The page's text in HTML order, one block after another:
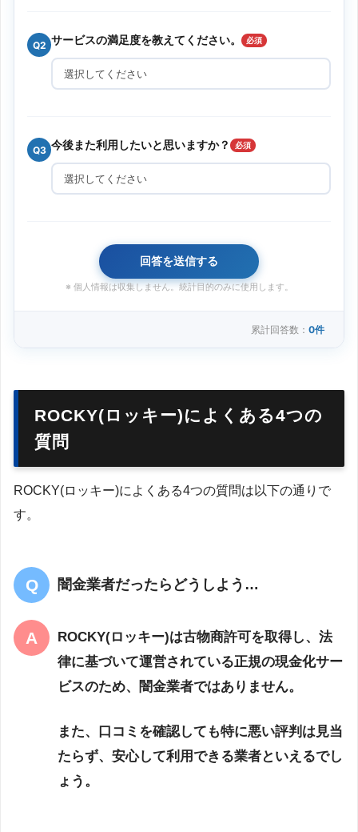
Q2 サービスの満足度を教えてください。 必須
Q3 今後また利用したいと思いますか？ 必須
回答を送信する
※ 個人情報は収集しません。統計目的のみに使用します。
累計回答数： 0件
ROCKY(ロッキー)によくある4つの
質問
ROCKY(ロッキー)によくある4つの質問は以下の通りで
す。
闇金業者だったらどうしよう…
ROCKY(ロッキー)は古物商許可を取得し、法
律に基づいて運営されている正規の現金化サー
ビスのため、闇金業者ではありません。
また、口コミを確認しても特に悪い評判は見当
たらず、安心して利用できる業者といえるでし
ょう。